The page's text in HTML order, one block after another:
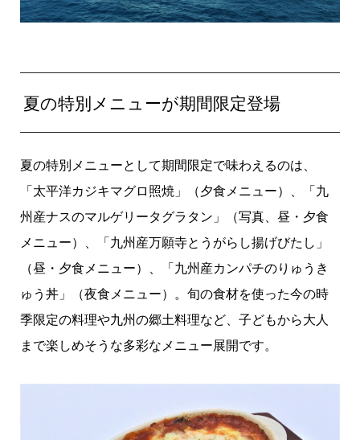
夏の特別メニューが期間限定登場
夏の特別メニューとして期間限定で味わえるのは、
「太平洋カジキマグロ照焼」（夕食メニュー）、「九
州産ナスのマルゲリータグラタン」（写真、昼・夕食
メニュー）、「九州産万願寺とうがらし揚げびたし」
（昼・夕食メニュー）、「九州産カンパチのりゅうき
ゅう丼」（夜食メニュー）。旬の食材を使った今の時
季限定の料理や九州の郷土料理など、子どもから大人
まで楽しめそうな多彩なメニュー展開です。